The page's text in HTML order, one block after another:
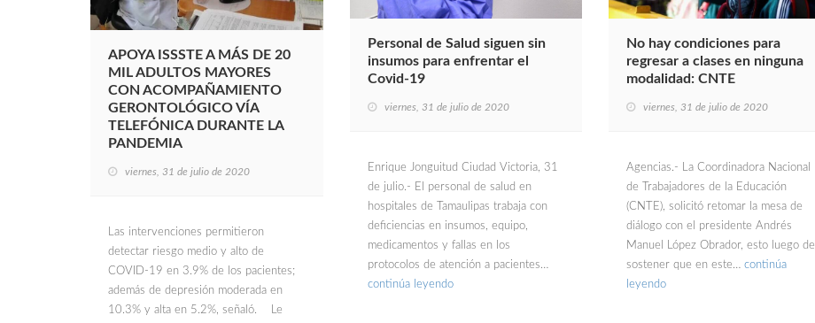
APOYA ISSSTE A MÁS DE 20
MIL ADULTOS MAYORES
CON ACOMPAÑAMIENTO
GERONTOLÓGICO VÍA
TELEFÓNICA DURANTE LA
PANDEMIA
viernes, 31 de julio de 2020
Las intervenciones permitieron
detectar riesgo medio y alto de
COVID-19 en 3.9% de los pacientes;
además de depresión moderada en
10.3% y alta en 5.2%, señaló. Le
Personal de Salud siguen sin
insumos para enfrentar el
Covid-19
viernes, 31 de julio de 2020
Enrique Jonguitud Ciudad Victoria, 31
de julio.- El personal de salud en
hospitales de Tamaulipas trabaja con
deficiencias en insumos, equipo,
medicamentos y fallas en los
protocolos de atención a pacientes…
continúa leyendo
No hay condiciones para
regresar a clases en ninguna
modalidad: CNTE
viernes, 31 de julio de 2020
Agencias.- La Coordinadora Nacional
de Trabajadores de la Educación
(CNTE), solicitó retomar la mesa de
diálogo con el presidente Andrés
Manuel López Obrador, esto luego de
sostener que en este… continúa
leyendo